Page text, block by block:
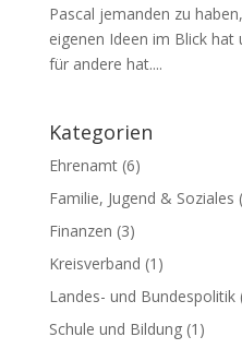
Pascal jemanden zu
eigenen Ideen im Blick
für andere hat....
Kategorien
Ehrenamt(6)
Familie, Jugend & Soziales
Finanzen (3)
Kreisverband (1)
Landes- und Bundespolitik
Schule und Bildung(1)